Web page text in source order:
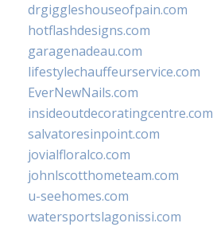
drgiggleshouseofpain.com
hotflashdesigns.com
garagenadeau.com
lifestylechauffeurservice.com
EverNewNails.com
insideoutdecoratingcentre.com
salvatoresinpoint.com
jovialfloralco.com
johnlscotthometeam.com
u-seehomes.com
watersportslagonissi.com